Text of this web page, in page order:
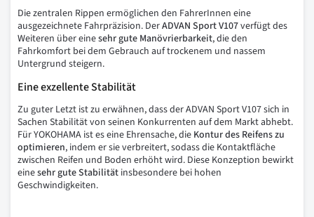
Die zentralen Rippen ermöglichen den FahrerInnen eine
ausgezeichnete Fahrpräzision. DerADVAN Sport V107verfügt des
Weiteren über einesehrgute Manövrierbarkeit, die den
Fahrkomfort bei dem Gebrauch auf trockenem und nassem
Untergrund steigern.
Eine exzellente Stabilität
Zu guter Letzt ist zu erwähnen, dass der ADVAN Sport V107 sich in
Sachen Stabilität von seinen Konkurrenten auf dem Markt abhebt.
Für YOKOHAMA ist es eine Ehrensache, die Konturdes Reifenszu
optimieren, indem er sie verbreitert, sodass die Kontaktfläche
zwischen Reifen und Boden erhöht wird. Diese Konzeption bewirkt
einesehrguteStabilität insbesondere bei hohen
Geschwindigkeiten.